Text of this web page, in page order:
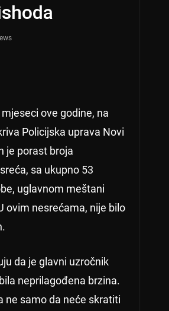
ove godine, na
Policijska uprava Novi
je porast broja
sa ukupno 53
uglavnom meštani
ovim nesrećama, nije bilo
da je glavni uzročnik
neprilagođena brzina.
ne samo da neće skratiti